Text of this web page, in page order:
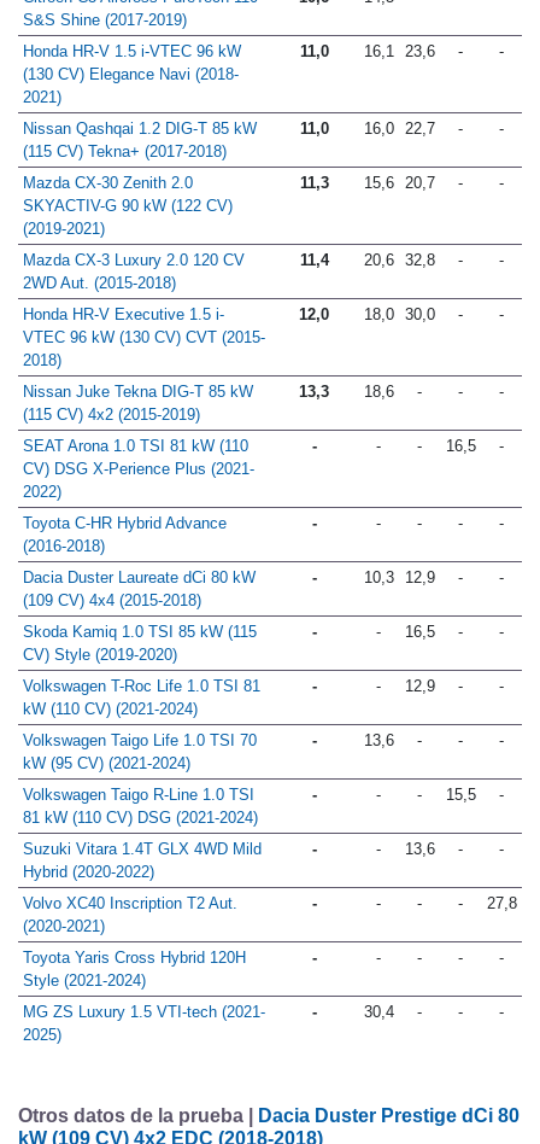
S&S Shine (2017-2019)
Honda HR-V 1.5 i-VTEC 96 kW
(130 CV) Elegance Navi (2018-
2021)
11,0 16,1 23,6 - -
Nissan Qashqai 1.2 DIG-T 85 kW
(115 CV) Tekna+ (2017-2018)
11,0 16,0 22,7 - -
Mazda CX-30 Zenith 2.0
SKYACTIV-G 90 kW (122 CV)
(2019-2021)
11,3 15,6 20,7 - -
Mazda CX-3 Luxury 2.0 120 CV
2WD Aut. (2015-2018)
11,4 20,6 32,8 - -
Honda HR-V Executive 1.5 i-
VTEC 96 kW (130 CV) CVT (2015-
2018)
12,0 18,0 30,0 - -
Nissan Juke Tekna DIG-T 85 kW
(115 CV) 4x2 (2015-2019)
13,3 18,6 - - -
SEAT Arona 1.0 TSI 81 kW (110
CV) DSG X-Perience Plus (2021-
2022)
- - - 16,5 -
Toyota C-HR Hybrid Advance
(2016-2018)
- - - - -
Dacia Duster Laureate dCi 80 kW
(109 CV) 4x4 (2015-2018)
- 10,3 12,9 - -
Skoda Kamiq 1.0 TSI 85 kW (115
CV) Style (2019-2020)
- - 16,5 - -
Volkswagen T-Roc Life 1.0 TSI 81
kW (110 CV) (2021-2024)
- - 12,9 - -
Volkswagen Taigo Life 1.0 TSI 70
kW (95 CV) (2021-2024)
- 13,6 - - -
Volkswagen Taigo R-Line 1.0 TSI
81 kW (110 CV) DSG (2021-2024)
- - - 15,5 -
Suzuki Vitara 1.4T GLX 4WD Mild
Hybrid (2020-2022)
- - 13,6 - -
Volvo XC40 Inscription T2 Aut.
(2020-2021)
- - - - 27,8
Toyota Yaris Cross Hybrid 120H
Style (2021-2024)
- - - - -
MG ZS Luxury 1.5 VTI-tech (2021-
2025)
- 30,4 - - -
Otros datos de la prueba | Dacia Duster Prestige dCi 80
kW (109 CV) 4x2 EDC (2018-2018)